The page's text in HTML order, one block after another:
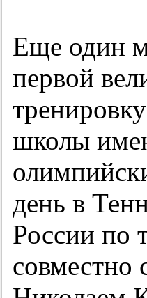
Еще один
первой
школы
день в
России по
совместно